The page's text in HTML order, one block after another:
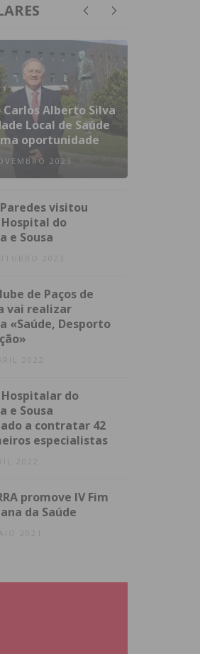
Carlos Alberto Silva
Local de Saúde
oportunidade
2023
Paredes visitou
do
e Sousa
2023
de Paços de
vai realizar
«Saúde, Desporto
2022
do
e Sousa
a contratar 42
especialistas
2022
promove IV Fim
da Saúde
2021